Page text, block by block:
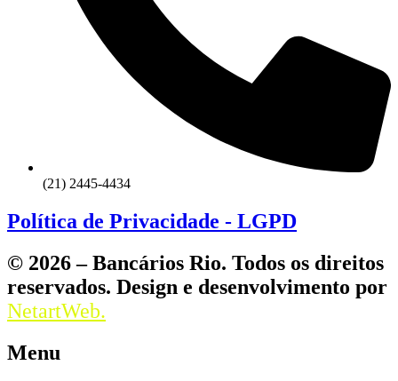
(21) 2445-4434
Política de Privacidade - LGPD
© 2026 – Bancários Rio. Todos os direitos
reservados. Design e desenvolvimento por
NetartWeb.
Menu